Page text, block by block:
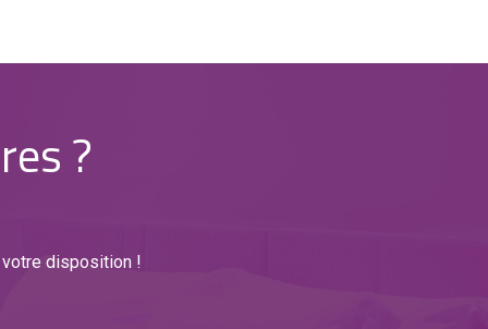
?
votre disposition !